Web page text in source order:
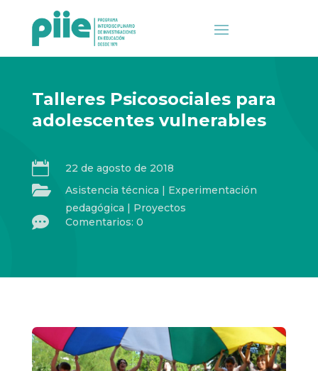
Talleres Psicosociales para
adolescentes vulnerables
 22 de agosto de 2018
 Asistencia técnica | Experimentación
pedagógica | Proyectos
 Comentarios: 0